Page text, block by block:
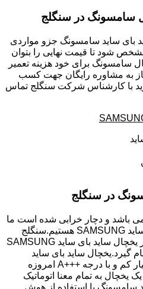
سامسونگ در سنگلج
بای ساید سامسونگ جزو مواردی
شود تا قیمت نهایی را بتوان
سامسونگ برای خود هزینه تعمیر
به مشاوره رایگان جهت کسب
با کارشناس شرکت سنگلج تماس
در سنگلج
باشد و دچار خرابی شده است ما
نمایندگی مجاز تعمیر ساید بای ساید SAMSUNG هستیم.سنگلج
همیشه در کنارتان است تا تعمیر یخچال ساید بای ساید SAMSUNG
گیرد.یخچال ساید بای ساید
سامسونگ با مصرف انرژی بسیار کم و با درجه +++A امروزه
یخچال به تمام معنا اتوماتیک
سامسونگ با استفاده از هوش